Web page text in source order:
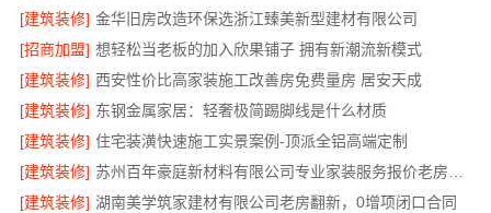
[建筑装修] 金华旧房改造环保选浙江臻美新型建材有限公司
[招商加盟] 想轻松当老板的加入欣果铺子 拥有新潮流新模式
[建筑装修] 西安性价比高家装施工改善房免费量房 居安天成
[建筑装修] 东钢金属家居：轻奢极简踢脚线是什么材质
[建筑装修] 住宅装潢快速施工实景案例-顶派全铝高端定制
[建筑装修]
[建筑装修] 湖南美学筑家建材有限公司老房翻新，0增项闭口合同